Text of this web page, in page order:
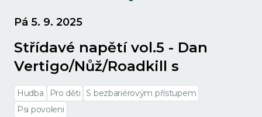
Pá 5. 9. 2025
Střídavé napětí vol.5 - Dan
Vertigo/Nůž/Roadkill s
Hudba Pro děti S bezbariérovým přístupem
Psi povoleni